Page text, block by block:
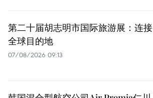
第二十届胡志明市国际旅游展：连接
全球目的地
07/08/2026 09:13